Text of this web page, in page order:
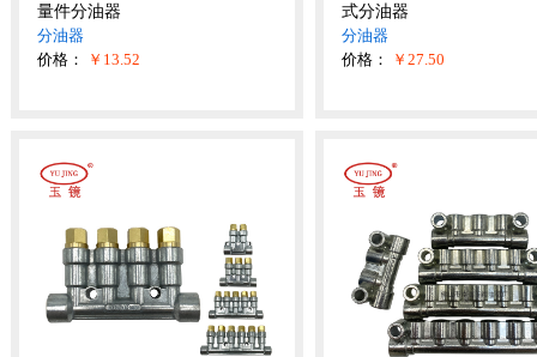
量件分油器
分油器
价格：
￥13.52
式分油器
分油器
价格：
￥27.50